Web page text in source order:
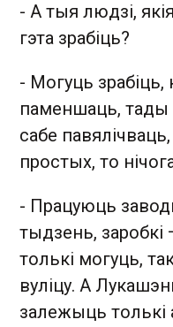
- А тыя людзі,
гэта зрабіць?
- Могуць зрабіць,
паменшаць, тады
сабе
простых, то
- Працуюць
тыдзень, заробкі
толькі могуць,
вуліцу. А
залежыць толькі